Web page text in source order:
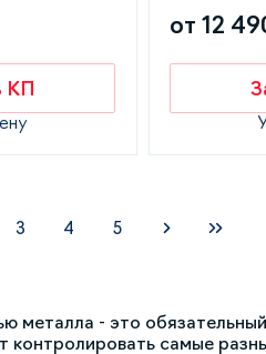
КП
от 12
3 4 5
металла - это
самые